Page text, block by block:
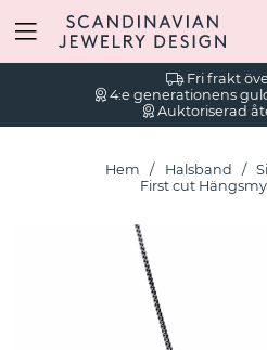
Fri frakt
4:e generationens
Auktoriserad
Hem Halsband
First cut